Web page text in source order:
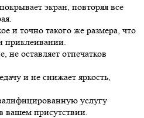
экран, повторяя все
и точно такого же размера, что
приклеивании.
не оставляет отпечатков
и не снижает яркость,
услугу
вашем присутствии.